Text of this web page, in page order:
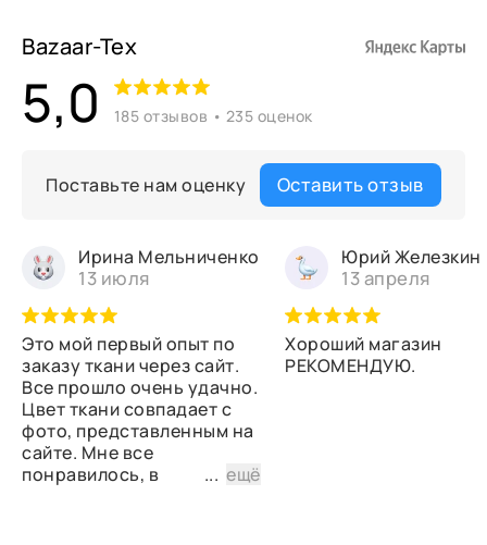
Bazaar-Tex
5,0 185 отзывов • 235 оценок
Поставьте нам оценку Оставить отзыв
Ирина Мельниченко
13 июля
Это мой первый опыт по
заказу ткани через сайт.
Все прошло очень удачно.
Цвет ткани совпадает с
фото, представленным на
сайте. Мне все
понравилось, в
...ещё
Юрий Железкин
13 апреля
Хороший магазин
РЕКОМЕНДУЮ.